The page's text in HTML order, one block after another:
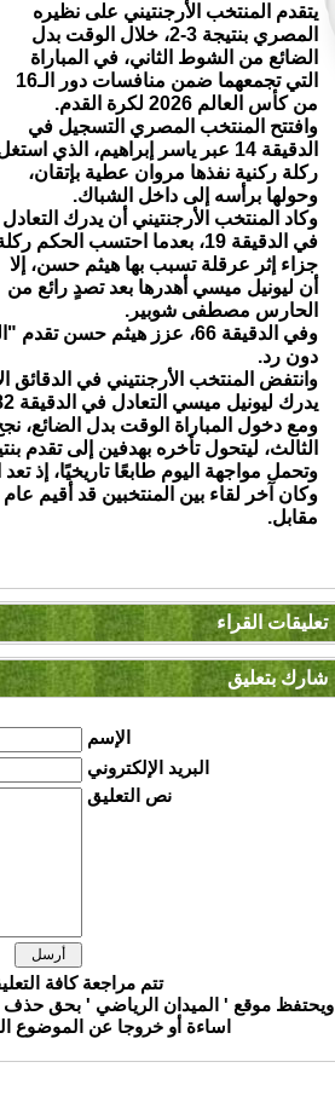
يتقدم المنتخب الأرجنتيني على نظيره
المصري بنتيجة 3-2، خلال الوقت بدل
الضائع من الشوط الثاني، في المباراة
التي تجمعهما ضمن منافسات دور الـ16
من كأس العالم 2026 لكرة القدم.
وافتتح المنتخب المصري التسجيل في
الدقيقة 14 عبر ياسر إبراهيم، الذي
ركلة ركنية نفذها مروان عطية بإتقان،
وحولها برأسه إلى داخل الشباك.
وكاد المنتخب الأرجنتيني أن يدرك التعادل
في الدقيقة 19، بعدما احتسب الحكم
جزاء إثر عرقلة تسبب بها هيثم حسن، إلا
أن ليونيل ميسي أهدرها بعد تصدٍ رائع من
الحارس مصطفى شوبير.
وفي الدقيقة 66، عزز هيثم
دون رد.
يدرك ليونيل ميسي التعادل في الدقيقة 82.
ومع دخول المباراة الوقت بدل الضائع،
الثالث، ليتحول تأخره بهدفين إلى تقدم بنتيجة 3-2، فيما لا تزال المباراة
وتحمل مواجهة اليوم طابعًا تاريخيًا، إذ
مقابل.
تعليقات القراء
شارك بتعليق
الإسم
البريد الإلكتروني
نص التعليق
تتم مراجعة كافة
ويحتفظ موقع ' الميدان الرياضي ' بحق
اساءة أو خروجا عن الموضوع